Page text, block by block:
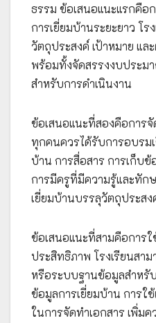
ธรรม ข้อเสนอแนะแรกคือ
การเยี่ยมบ้านระยะยาว โร
วัตถุประสงค์ เป้าหมาย แล
พร้อมทั้งจัดสรรงงบประม
สำหรับการดำเนินงาน
ข้อเสนอแนะที่สองคือการ
ทุกคนควรได้รับการอบรม
บ้าน การสื่อสาร การเก็บข้
การมีครูที่มีความรู้และทัก
เยี่ยมบ้านบรรลุวัตถุประส
ข้อเสนอแนะที่สามคือการใ
ประสิทธิภาพ โรงเรียนสา
หรือระบบฐานข้อมูลสำหรั
ข้อมูลการเยี่ยมบ้าน การใ
ในการจัดทำเอกสาร เพิ่ม